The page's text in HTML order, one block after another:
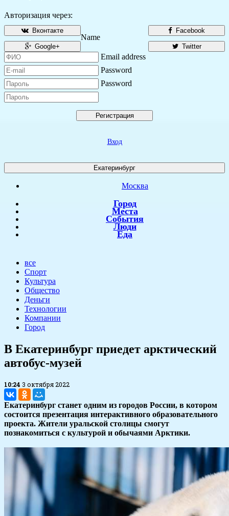
Авторизация через:
Facebook
Вконтакте
Twitter
Google+
Name
Email address
Password
Password
Регистрация
Вход
Екатеринбург
Москва
Город
Места
События
Люди
Еда
все
Спорт
Культура
Общество
Деньги
Технологии
Компании
Город
В Екатеринбург приедет арктический
автобус-музей
10:24 3 октября 2022
Екатеринбург станет одним из городов России, в котором
состоится презентация интерактивного образовательного
проекта. Жители уральской столицы смогут
познакомиться с культурой и обычаями Арктики.